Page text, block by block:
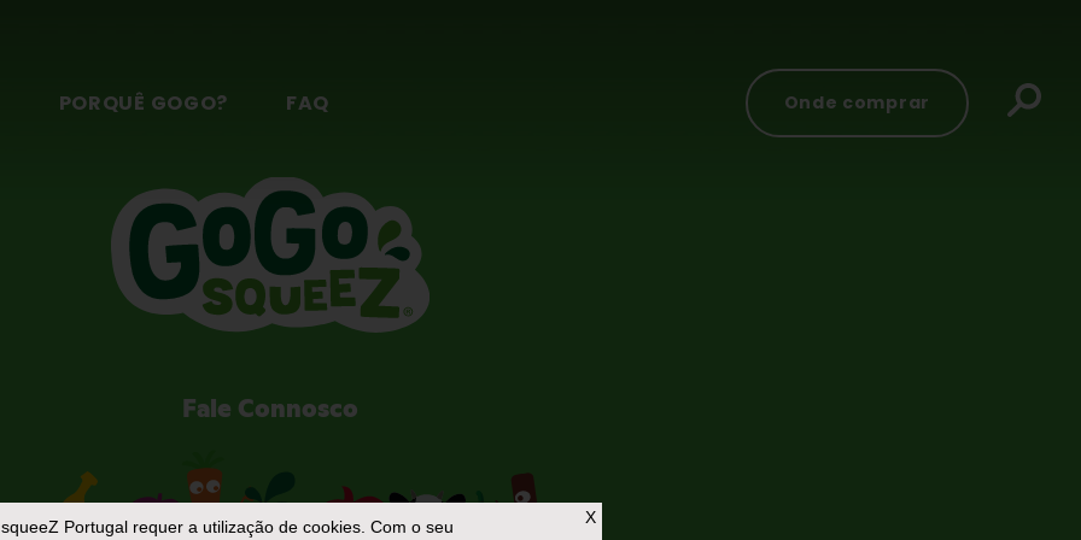
PORQUÊ GOGO? FAQ Onde comprar
Fale Connosco
X
Portugal requer a utilização de cookies. Com o seu